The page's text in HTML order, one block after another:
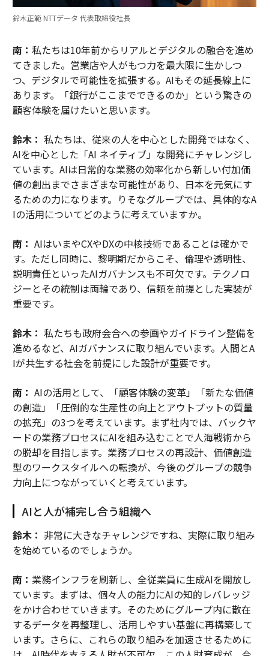
鈴木正範 NTTデータ 代表取締役社長
南： 私たちは10年前からリアルとデジタルの融合を進め
てきました。営業店や人がもつ力を最大限に生かしつ
つ、デジタルで可能性を拡張する。AIもその延長線上に
あります。「銀行がここまでできるのか」という驚きの
顧客体験を届けたいと思います。
鈴木： 私たちは、従来の人を中心とした開発ではなく、
AIを中心とした「AI ネイティブ」な開発にチャレンジし
ています。AIは日常的な業務の効率化から新しい付加価
値の創出までさまざまな可能性があり、日本を元気にす
るための力になります。りそなグループでは、具体的なA
Iの活用についてどのように考えていますか。
南： AIはいまやCXやDXの中核技術であることは確かで
す。ただし同時に、黎明期だからこそ、倫理や透明性、
説明責任といったAIガバナンスも不可欠です。テクノロ
ジーとその統制は両輪であり、信頼を前提とした実装が
重要です。
鈴木： 私たちも政府会合への参画やガイドライン整備を
進めるなど、AIガバナンスに取り組んでいます。人間とA
Iが共生する社会を前提にした設計が重要です。
南： AIの活用として、「顧客体験の変革」「新たな価値
の創造」「圧倒的な生産性の向上とアウトプットの質量
の拡充」の3つを考えています。まず社内では、バックヤ
ードの業務プロセスにAIを組み込むことで人海戦術から
の脱却を目指します。業務プロセスの再設計、価値創造
型のワークスタイルへの転換が、今後のグループの競争
力向上につながっていくと考えています。
AIと人が補完し合う組織へ
鈴木： 非常に大きなチャレンジですね、実際に取り組み
を始めているのでしょうか。
南： 業務インフラを刷新し、全従業員に生成AIを開放し
ています。まずは、個々人の能力にAIの知的レバレッジ
をかけ合わせていきます。そのためにグループ内に散在
するデータを再整理し、活用しやすい基盤に再構築して
います。さらに、これらの取り組みを加速させるために